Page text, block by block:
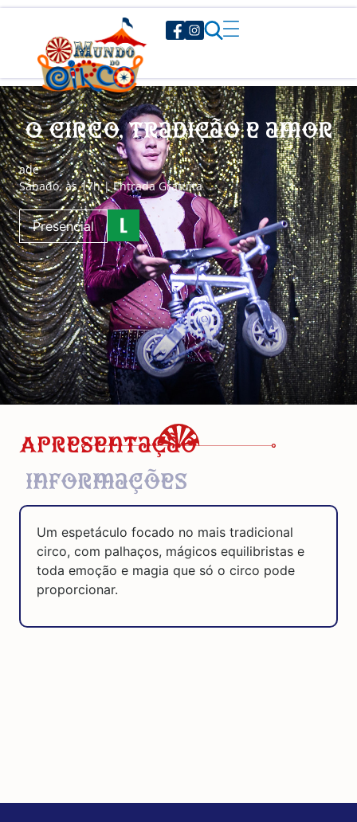
O circo, tradição e amor
ade
Sábado, às 17h | Entrada Gratuita
Presencial
Apresentação
Informações
Um espetáculo focado no mais tradicional
circo, com palhaços, mágicos equilibristas e
toda emoção e magia que só o circo pode
proporcionar.